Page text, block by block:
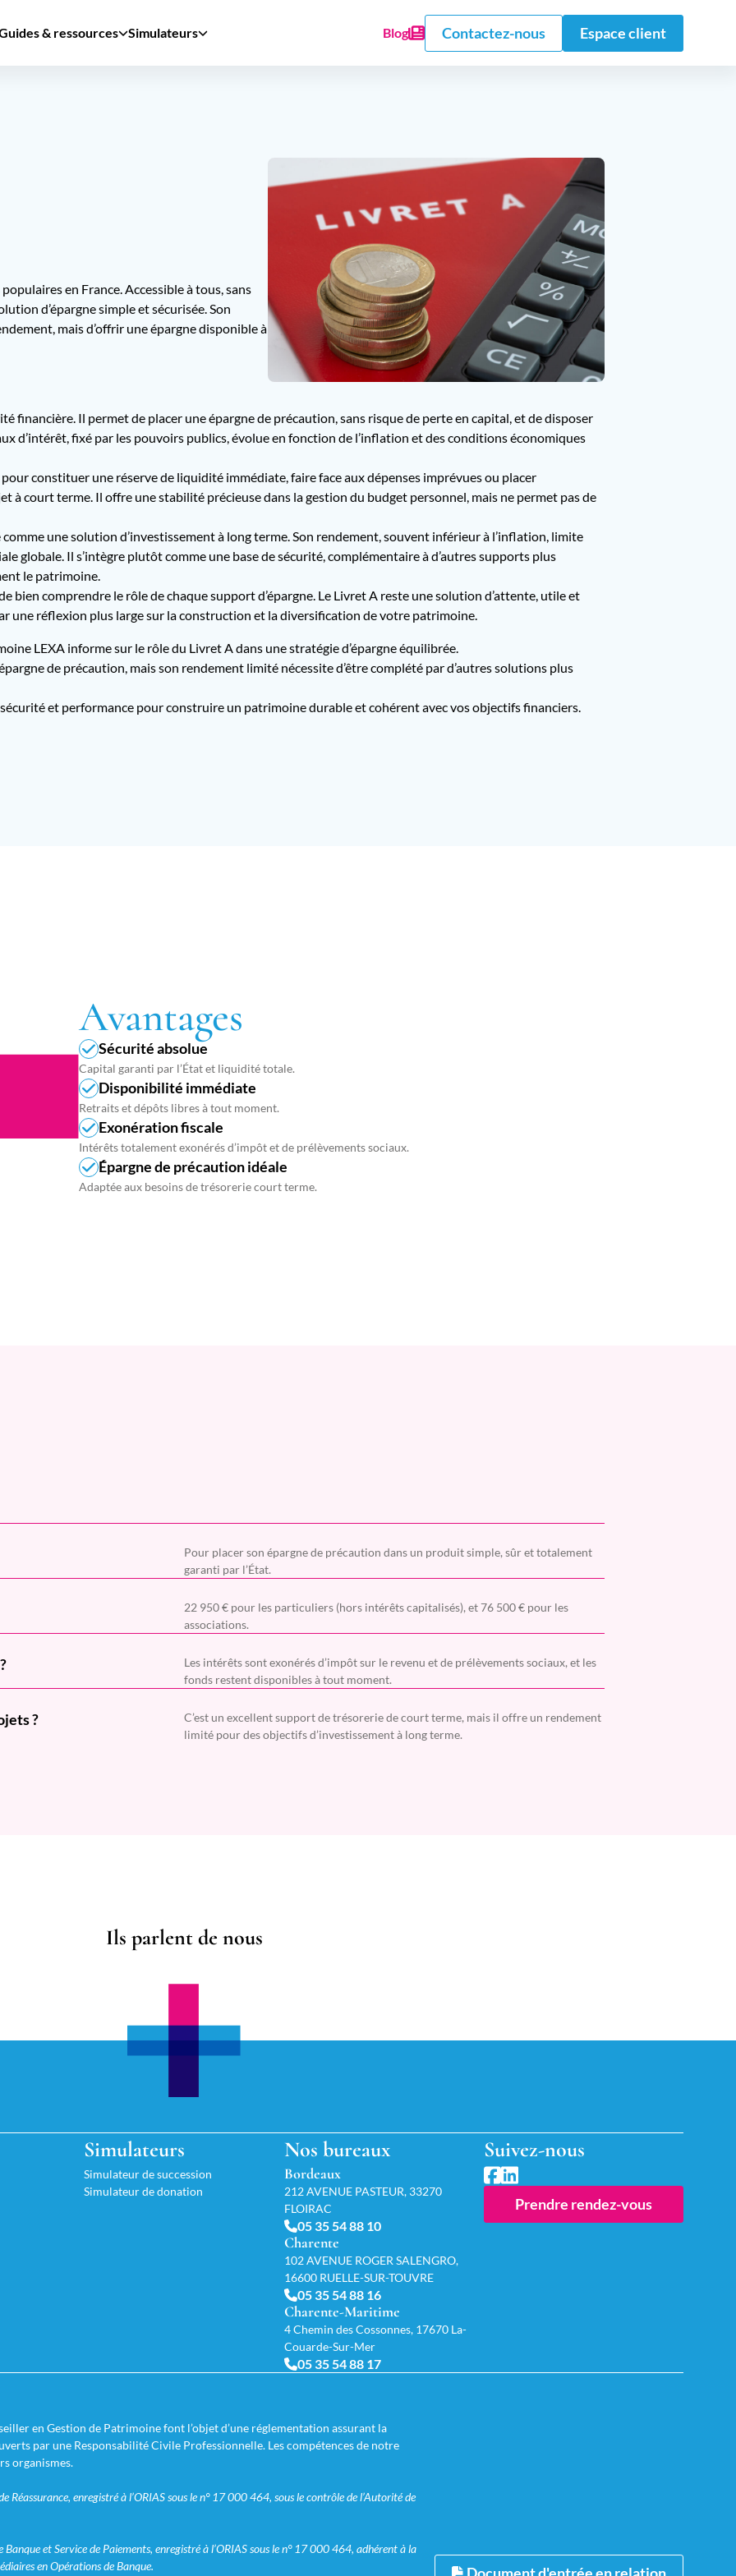
& ressources Simulateurs Blog Contactez-nous Espace client
en France. Accessible à tous, sans
d’épargne simple et sécurisée. Son
mais d’offrir une épargne disponible à
financière. Il permet de placer une épargne de précaution, sans risque de perte en capital, et de disposer
d’intérêt, fixé par les pouvoirs publics, évolue en fonction de l’inflation et des conditions économiques
constituer une réserve de liquidité immédiate, faire face aux dépenses imprévues ou placer
à court terme. Il offre une stabilité précieuse dans la gestion du budget personnel, mais ne permet pas de
une solution d’investissement à long terme. Son rendement, souvent inférieur à l’inflation, limite
globale. Il s’intègre plutôt comme une base de sécurité, complémentaire à d’autres supports plus
le patrimoine.
bien comprendre le rôle de chaque support d’épargne. Le Livret A reste une solution d’attente, utile et
une réflexion plus large sur la construction et la diversification de votre patrimoine.
LEXA informe sur le rôle du Livret A dans une stratégie d’épargne équilibrée.
de précaution, mais son rendement limité nécessite d’être complété par d’autres solutions plus
et performance pour construire un patrimoine durable et cohérent avec vos objectifs financiers.
Avantages
Sécurité absolue
Capital garanti par l’État et liquidité totale.
Disponibilité immédiate
Retraits et dépôts libres à tout moment.
Exonération fiscale
Intérêts totalement exonérés d’impôt et de prélèvements sociaux.
Épargne de précaution idéale
Adaptée aux besoins de trésorerie court terme.
Pour placer son épargne de précaution dans un produit simple, sûr et totalement
garanti par l’État.
22 950 € pour les particuliers (hors intérêts capitalisés), et 76 500 € pour les
associations.
Les intérêts sont exonérés d’impôt sur le revenu et de prélèvements sociaux, et les
fonds restent disponibles à tout moment.
?
C’est un excellent support de trésorerie de court terme, mais il offre un rendement
limité pour des objectifs d’investissement à long terme.
Ils parlent de nous
Simulateurs
Simulateur de succession
Simulateur de donation
Nos bureaux
Bordeaux
212 AVENUE PASTEUR, 33270
FLOIRAC
05 35 54 88 10
Charente
102 AVENUE ROGER SALENGRO,
16600 RUELLE-SUR-TOUVRE
05 35 54 88 16
Charente-Maritime
4 Chemin des Cossonnes, 17670 La-
Couarde-Sur-Mer
05 35 54 88 17
Suivez-nous
Prendre rendez-vous
en Gestion de Patrimoine font l’objet d’une réglementation assurant la
par une Responsabilité Civile Professionnelle. Les compétences de notre
organismes.
Réassurance, enregistré à l’ORIAS sous le n° 17 000 464, sous le contrôle de l’Autorité de
et Service de Paiements, enregistré à l’ORIAS sous le n° 17 000 464, adhérent à la
en Opérations de Banque.